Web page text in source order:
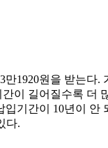
1920원을 받는다.
이 길어질수록 더
기간이 10년이 안
다.